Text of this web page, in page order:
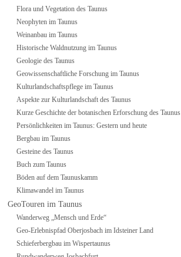
Flora und Vegetation des Taunus
Neophyten im Taunus
Weinanbau im Taunus
Historische Waldnutzung im Taunus
Geologie des Taunus
Geowissenschaftliche Forschung im Taunus
Kulturlandschaftspflege im Taunus
Aspekte zur Kulturlandschaft des Taunus
Kurze Geschichte der botanischen Erforschung des Taunus
Persönlichkeiten im Taunus: Gestern und heute
Bergbau im Taunus
Gesteine des Taunus
Buch zum Taunus
Böden auf dem Taunuskamm
Klimawandel im Taunus
GeoTouren im Taunus
Wanderweg „Mensch und Erde“
Geo-Erlebnispfad Oberjosbach im Idsteiner Land
Schieferbergbau im Wispertaunus